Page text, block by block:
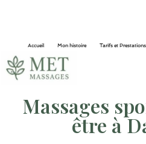
Accueil Mon histoire Tarifs et Prestations
Massages
être à